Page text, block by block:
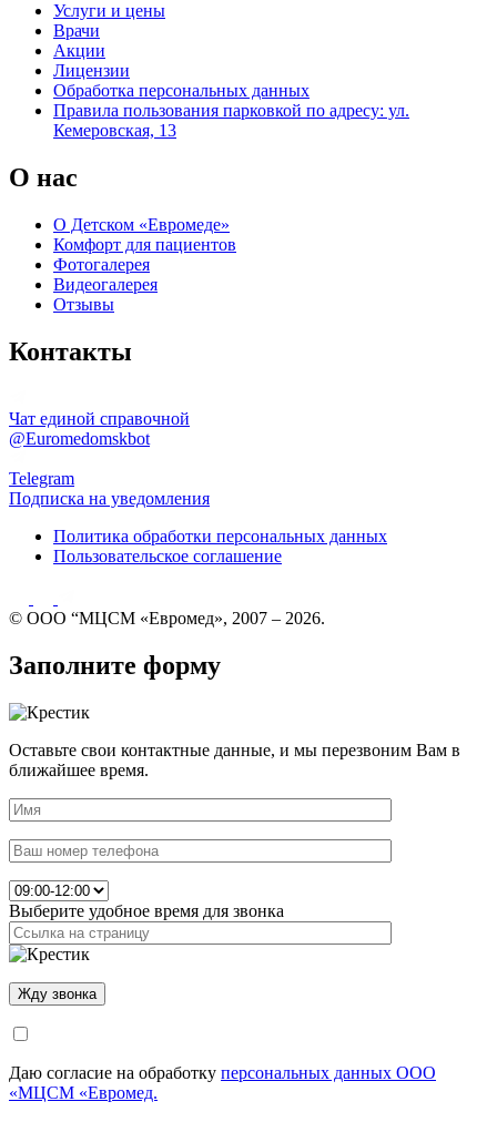
Услуги и цены
Врачи
Акции
Лицензии
Обработка персональных данных
Правила пользования парковкой по адресу: ул.
Кемеровская, 13
О нас
О Детском «Евромеде»
Комфорт для пациентов
Фотогалерея
Видеогалерея
Отзывы
Контакты
Чат единой справочной
@Euromedomskbot
Telegram
Подписка на уведомления
Политика обработки персональных данных
Пользовательское соглашение
© ООО “МЦСМ «Евромед», 2007 – 2026.
Заполните форму
Оставьте свои контактные данные, и мы перезвоним Вам в
ближайшее время.
Выберите удобное время для звонка
Даю согласие на обработку персональных данных ООО
«МЦСМ «Евромед.